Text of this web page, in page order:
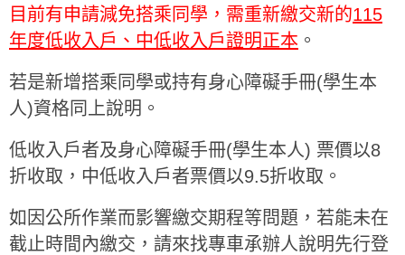
目前有申請減免搭乘同學，需重新繳交新的115
年度低收入戶、中低收入戶證明正本 。
若是新增搭乘同學或持有身心障礙手冊(學生本
人)資格同上說明。
低收入戶者及身心障礙手冊(學生本人) 票價以8
折收取， 中低收入戶者票價以9.5折收取。
如因公所作業而影響繳交期程等問題，若能未在
截止時間內繳交，請來找專車承辦人說明先行登